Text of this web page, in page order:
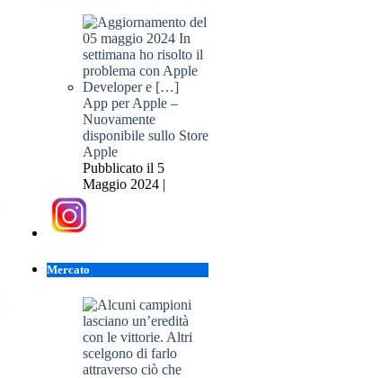
App per Apple –
Nuovamente
disponibile sullo Store
Apple
Pubblicato il 5
Maggio 2024 |
Mercato